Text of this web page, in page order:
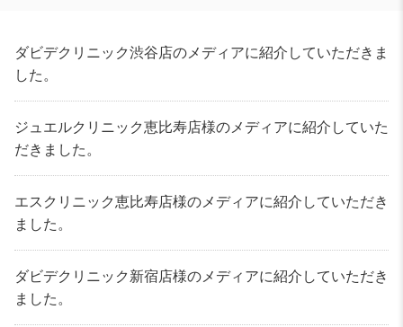
ダビデクリニック渋谷店のメディアに紹介していただきま
した。
ジュエルクリニック恵比寿店様のメディアに紹介していた
だきました。
エスクリニック恵比寿店様のメディアに紹介していただき
ました。
ダビデクリニック新宿店様のメディアに紹介していただき
ました。